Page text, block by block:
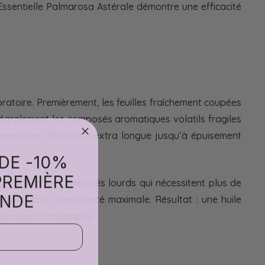
Palmarosa Astérale démontre une efficacité
Premièrement, les feuilles fraîchement coupées
les composés aromatiques volatils fragiles
une distillation extra longue jusqu’à épuisement
les composés lourds qui nécessitent plus de
pour une pureté maximale. Résultat : une huile
exigeants.
-10%